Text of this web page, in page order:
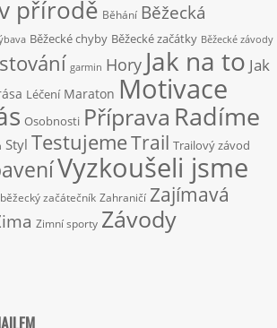
přírodě Běhání Běžecká
Běžecké chyby Běžecké začátky Běžecké závody
garmin Hory Jak na to Jak
Léčení Maraton Motivace
Osobnosti Příprava Radíme
Styl TestujemeTrail Trailový závod
Vyzkoušeli jsme
začátečník Zahraničí Zajímavá
Zimní sporty Závody